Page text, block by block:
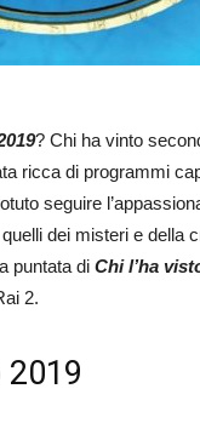
? Chi ha vinto
ricca di programmi
seguire
dei misteri e della
puntata di Chi l’ha
2.